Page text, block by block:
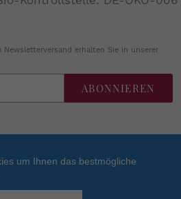
erhalten Sie in unserer
ABONNIEREN
um Ihnen das bestmögliche